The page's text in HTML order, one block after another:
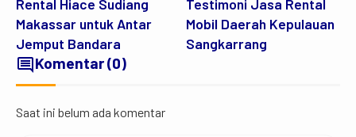
Rental Hiace Sudiang
Makassar untuk Antar
Jemput Bandara
Testimoni Jasa Rental
Mobil Daerah Kepulauan
Sangkarrang
commentKomentar (0)
Saat ini belum ada komentar